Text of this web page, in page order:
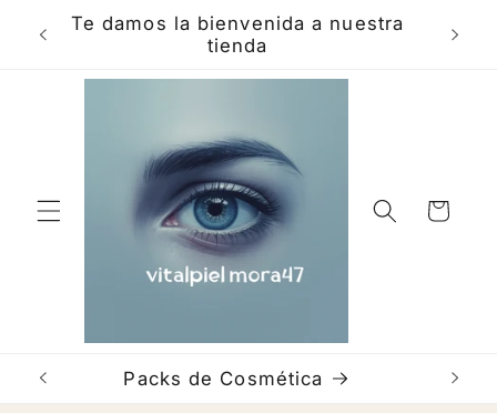
Skip to
content
Te damos la bienvenida a nuestra
tienda
Hola
Cart
Packs de Cosmética